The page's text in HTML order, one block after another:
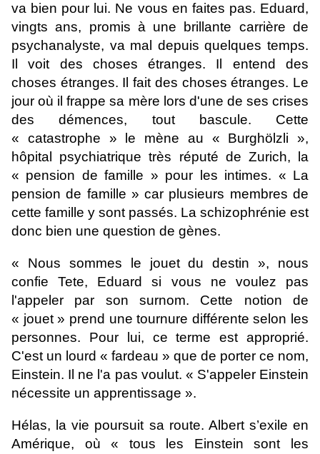
va bien pour lui. Ne vous en faites pas. Eduard,
vingts ans, promis à une brillante carrière de
psychanalyste, va mal depuis quelques temps.
Il voit des choses étranges. Il entend des
choses étranges. Il fait des choses étranges. Le
jour où il frappe sa mère lors d'une de ses crises
des démences, tout bascule. Cette
« catastrophe » le mène au « Burghölzli »,
hôpital psychiatrique très réputé de Zurich, la
« pension de famille » pour les intimes. « La
pension de famille » car plusieurs membres de
cette famille y sont passés. La schizophrénie est
donc bien une question de gènes.
« Nous sommes le jouet du destin », nous
confie Tete, Eduard si vous ne voulez pas
l'appeler par son surnom. Cette notion de
« jouet » prend une tournure différente selon les
personnes. Pour lui, ce terme est approprié.
C'est un lourd « fardeau » que de porter ce nom,
Einstein. Il ne l'a pas voulut. « S'appeler Einstein
nécessite un apprentissage ».
Hélas, la vie poursuit sa route. Albert s’exile en
Amérique, où « tous les Einstein sont les